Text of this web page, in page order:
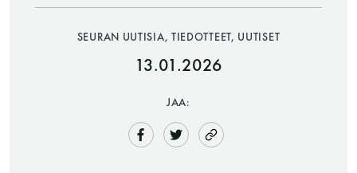
SEURAN UUTISIA, TIEDOTTEET, UUTISET
13.01.2026
JAA: